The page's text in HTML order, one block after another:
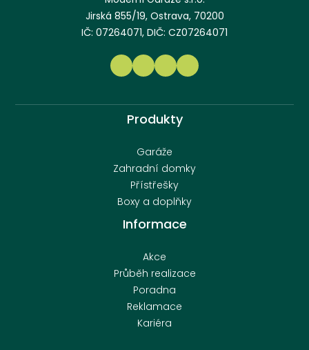
Jirská 855/19, Ostrava, 70200
IČ: 07264071, DIČ: CZ07264071
Produkty
Garáže
Zahradní domky
Přístřešky
Boxy a doplňky
Informace
Akce
Průběh realizace
Poradna
Reklamace
Kariéra